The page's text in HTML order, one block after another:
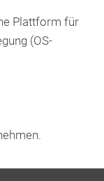
Plattform für
(OS-